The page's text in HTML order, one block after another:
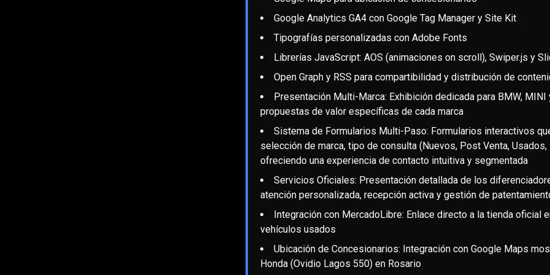
Google Analytics GA4 con Google Tag Manager y Site Kit
Tipografías personalizadas con Adobe Fonts
Librerías JavaScript: AOS (animaciones on scroll), Swiper.js y
Open Graph y RSS para compartibilidad y distribución de
Presentación Multi-Marca: Exhibición dedicada para BMW,
propuestas de valor específicas de cada marca
Sistema de Formularios Multi-Paso: Formularios interactivos
selección de marca, tipo de consulta (Nuevos, Post Venta,
ofreciendo una experiencia de contacto intuitiva y segmentada
Servicios Oficiales: Presentación detallada de los
atención personalizada, recepción activa y gestión de
Integración con MercadoLibre: Enlace directo a la tienda oficial
vehículos usados
Ubicación de Concesionarios: Integración con Google Maps
Honda (Ovidio Lagos 550) en Rosario